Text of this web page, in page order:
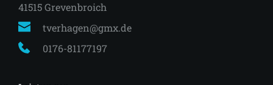
41515 Grevenbroich
tverhagen@gmx.de
0176-81177197